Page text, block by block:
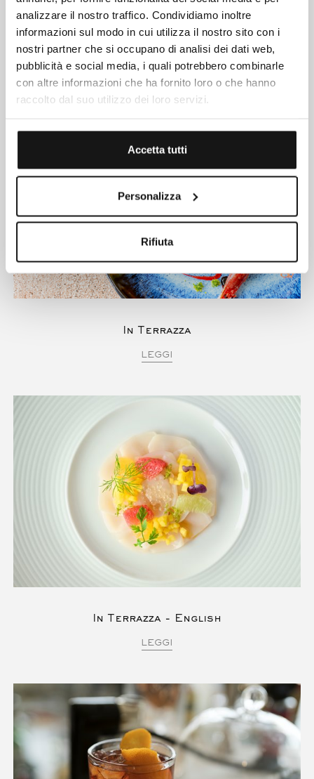
analizzare il nostro traffico. Condividiamo inoltre
informazioni sul modo in cui utilizza il nostro sito con i
nostri partner che si occupano di analisi dei dati web,
pubblicità e social media, i quali potrebbero combinarle
con altre informazioni che ha fornito loro o che hanno
raccolto dal suo utilizzo dei loro servizi.
Accetta tutti
Personalizza
Rifiuta
LEGGI
In Terrazza
LEGGI
In Terrazza - English
LEGGI